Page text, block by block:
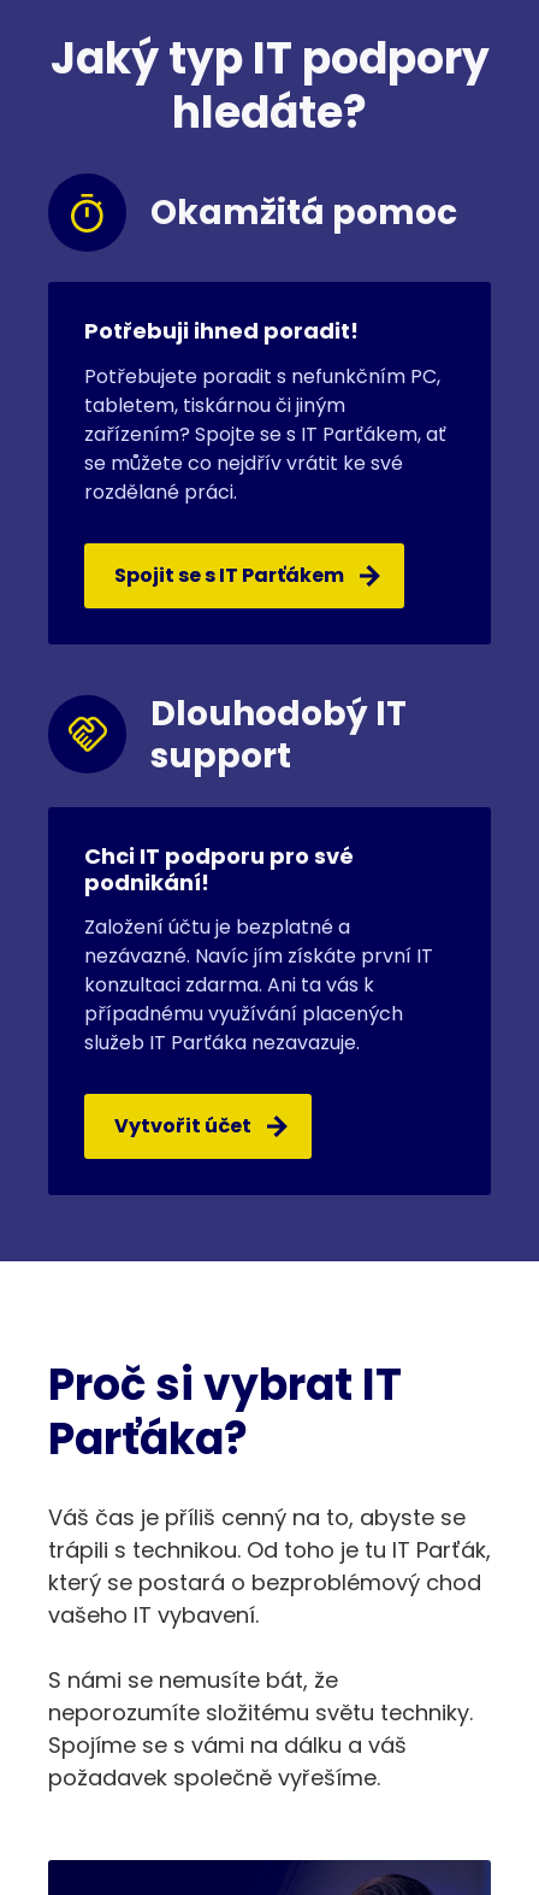
Jaký typ IT podpory
hledáte?
Okamžitá pomoc
Potřebuji ihned poradit!
Potřebujete poradit s nefunkčním PC,
tabletem, tiskárnou či jiným
zařízením? Spojte se s IT Parťákem, ať
se můžete co nejdřív vrátit ke své
rozdělané práci.
Spojit se s IT Parťákem
Dlouhodobý IT
support
Chci IT podporu pro své
podnikání!
Založení účtu je bezplatné a
nezávazné. Navíc jím získáte první IT
konzultaci zdarma. Ani ta vás k
případnému využívání placených
služeb IT Parťáka nezavazuje.
Vytvořit účet
Proč si vybrat IT
Parťáka?
Váš čas je příliš cenný na to, abyste se
trápili s technikou. Od toho je tu IT Parťák,
který se postará o bezproblémový chod
vašeho IT vybavení.
S námi se nemusíte bát, že
neporozumíte složitému světu techniky.
Spojíme se s vámi na dálku a váš
požadavek společně vyřešíme.